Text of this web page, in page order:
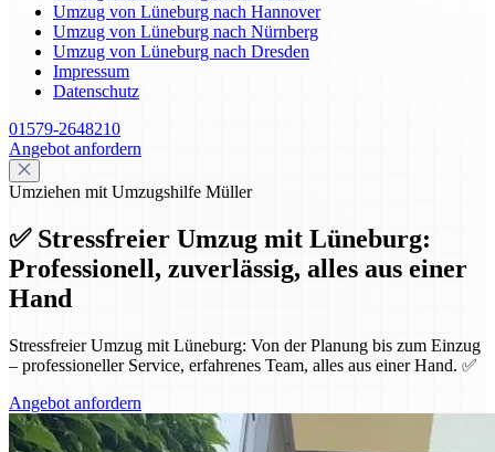
Umzug von Lüneburg nach Hannover
Umzug von Lüneburg nach Nürnberg
Umzug von Lüneburg nach Dresden
Impressum
Datenschutz
01579-2648210
Angebot anfordern
Umziehen mit Umzugshilfe Müller
✅ Stressfreier Umzug mit Lüneburg:
Professionell, zuverlässig, alles aus einer
Hand
Stressfreier Umzug mit Lüneburg: Von der Planung bis zum Einzug
– professioneller Service, erfahrenes Team, alles aus einer Hand. ✅
Angebot anfordern